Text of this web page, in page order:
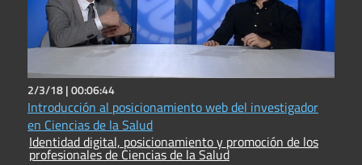
2/3/18 |00:06:44
Introducción al posicionamiento web del investigador
en Ciencias de la Salud
Identidad digital, posicionamiento y promoción de los
profesionales de Ciencias de la Salud